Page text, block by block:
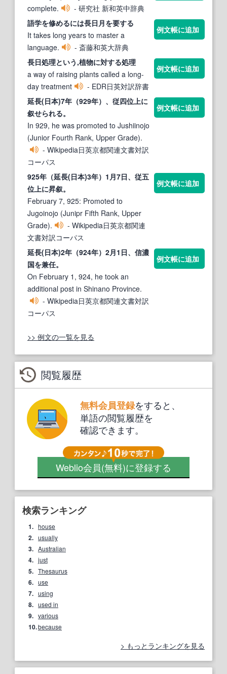
complete.
- 研究社 新和英中辞典
語学を修めるには長日 月を要する
It takes long years to master a
language.
- 斎藤和英大辞典
例文帳に追加
長日処理という,植物に対する処理
a way of raising plants called a long-
day treatment
- EDR日英対訳辞書
例文帳に追加
延長(日本)7年（929年）、従四位上に
叙せられる。
In 929, he was promoted to Jushiinojo
(Junior Fourth Rank, Upper Grade).
- Wikipedia日英京都関連文書対訳
コーパス
例文帳に追加
925年（延長(日本)3年）1月7日、従五
位上に昇叙。
February 7, 925: Promoted to
Jugoinojo (Junipr Fifth Rank, Upper
Grade).
- Wikipedia日英京都関連
文書対訳コーパス
例文帳に追加
延長(日本)2年（924年）2月1日、信濃
国を兼任。
On February 1, 924, he took an
additional post in Shinano Province.
- Wikipedia日英京都関連文書対訳
コーパス
例文帳に追加
>> 例文の一覧を見る
閲覧履歴
無料会員登録をすると、
単語の閲覧履歴を
確認できます。
Weblio会員(無料)に登録する
検索ランキング
1. house
2. usually
3. Australian
4. just
5. Thesaurus
6. use
7. using
8. used in
9. various
10.because
もっとランキングを見る